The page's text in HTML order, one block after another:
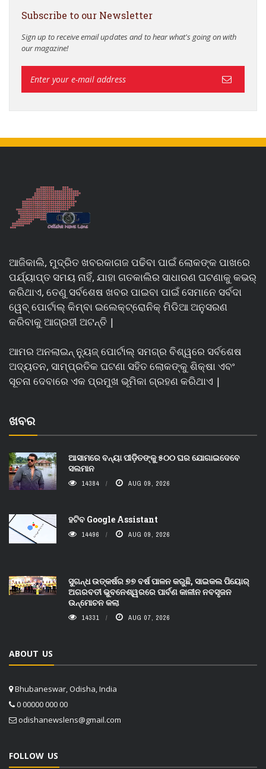
Subscribe to our Newsletter
Sign up to receive email updates and to hear what's going on with
our magazine!
ଆଜିକାଲି, ମୁଦ୍ରିତ ଖବରକାଗଜ ପଢିବା ପାଇଁ ଲୋକଙ୍କ ପାଖରେ
ପର୍ଯ୍ୟାପ୍ତ ସମୟ ନାହିଁ, ଯାହା ଗତକାଲିର ସାଧାରଣ ଘଟଣାକୁ କଭର୍
କରିଥାଏ, ତେଣୁ ସର୍ବଶେଷ ଖବର ପାଇବା ପାଇଁ ସେମାନେ ସର୍ବଦା
ୱେବ୍ ପୋର୍ଟାଲ୍ କିମ୍ବା ଇଲେକ୍ଟ୍ରୋନିକ୍ ମିଡିଆ ଅନୁସରଣ
କରିବାକୁ ଆଗ୍ରହୀ ଅଟନ୍ତି |
ଆମର ଅନଲାଇନ୍ ନ୍ୟୁଜ୍ ପୋର୍ଟାଲ୍ ସମଗ୍ର ବିଶ୍ୱରେ ସର୍ବଶେଷ
ଅଦ୍ୟତନ, ସାମ୍ପ୍ରତିକ ଘଟଣା ସହିତ ଲୋକଙ୍କୁ ଶିକ୍ଷା ଏବଂ
ସୂଚନା ଦେବାରେ ଏକ ପ୍ରମୁଖ ଭୂମିକା ଗ୍ରହଣ କରିଥାଏ |
ଖବର
ଆସାମରେ ବନ୍ୟା ପୀଡ଼ିତଙ୍କୁ ୫୦୦ ଘର ଯୋଗାଇଦେବେ
ସଲମାନ
14384 AUG 09, 2026
ହଟିବ Google Assistant
14496 AUG 09, 2026
ସୁଗନ୍ଧ ଉତ୍କର୍ଷର ୭୭ ବର୍ଷ ପାଳନ କରୁଛି, ସାଇକଲ ପିୟୋର୍‌
ଅଗରବତୀ ଭୁବନେଶ୍ୱରରେ ପାର୍ବଣ କାଳୀନ ନବସୃଜନ
ଉନ୍ମୋଚନ କଲା
14331 AUG 07, 2026
ABOUT US
Bhubaneswar, Odisha, India
0 00000 000 00
odishanewslens@gmail.com
FOLLOW US